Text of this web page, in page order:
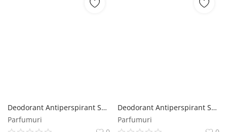
Deodorant Antiperspirant Spray - Elmiplant Rose Elixirul Frumusetii, 150 ml Elmiplant
Parfumuri
Deodorant Antiperspirant Spray - Elmiplant Hyaluronic Prospetime Absoluta, 150 ml Elmiplant
Parfumuri